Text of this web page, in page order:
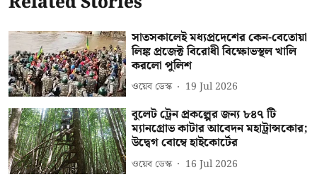
সাতসকালেই মধ্যপ্রদেশের কেন-বেতোয়া
লিঙ্ক প্রজেক্ট বিরোধী বিক্ষোভস্থল খালি
করলো পুলিশ
ওয়েব ডেস্ক 19 Jul 2026
বুলেট ট্রেন প্রকল্পের জন্য ৮৪৭ টি
ম্যানগ্রোভ কাটার আবেদন মহাট্রান্সকোর;
উদ্বেগ বোম্বে হাইকোর্টের
ওয়েব ডেস্ক 16 Jul 2026